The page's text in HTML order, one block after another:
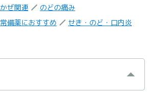
かぜ関連
のどの痛み
常備薬におすすめ せき・のど・口内炎